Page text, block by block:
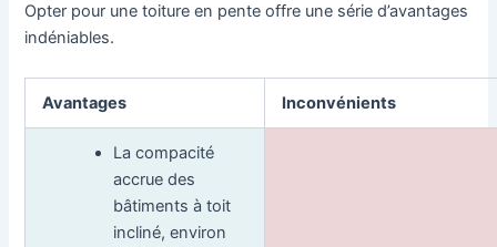
Opter pour une toiture en pente offre une série d’avantages
indéniables.
Avantages Inconvénients
La compacité
accrue des
bâtiments à toit
incliné, environ